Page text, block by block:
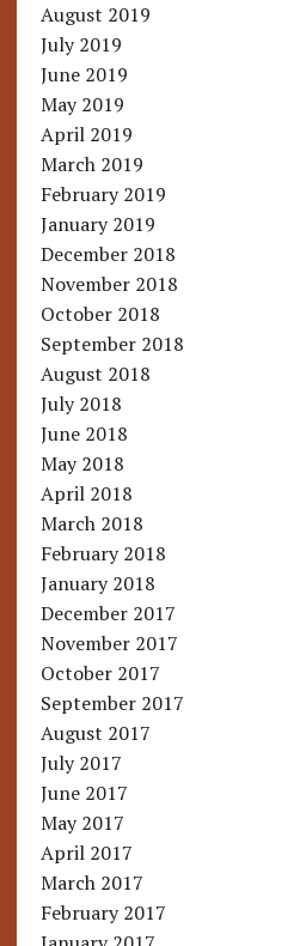
August 2019
July 2019
June 2019
May 2019
April 2019
March 2019
February 2019
January 2019
December 2018
November 2018
October 2018
September 2018
August 2018
July 2018
June 2018
May 2018
April 2018
March 2018
February 2018
January 2018
December 2017
November 2017
October 2017
September 2017
August 2017
July 2017
June 2017
May 2017
April 2017
March 2017
February 2017